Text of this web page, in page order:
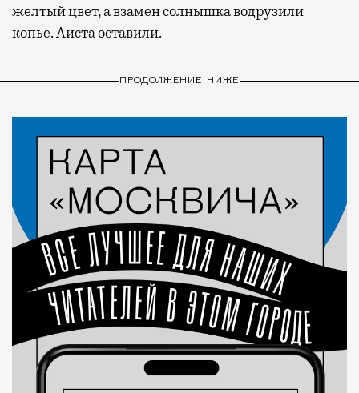
желтый цвет, а взамен солнышка водрузили
копье. Аиста оставили.
ПРОДОЛЖЕНИЕ НИЖЕ